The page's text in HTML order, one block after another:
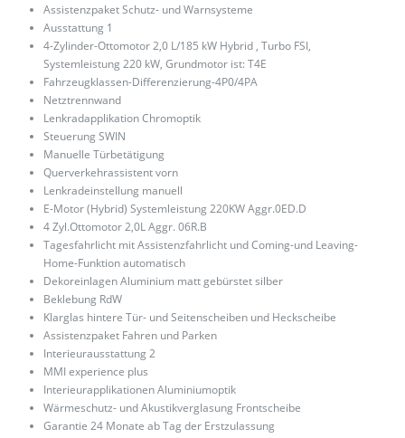
Assistenzpaket Schutz- und Warnsysteme
Ausstattung 1
4-Zylinder-Ottomotor 2,0 L/185 kW Hybrid , Turbo FSI,
Systemleistung 220 kW, Grundmotor ist: T4E
Fahrzeugklassen-Differenzierung-4P0/4PA
Netztrennwand
Lenkradapplikation Chromoptik
Steuerung SWIN
Manuelle Türbetätigung
Querverkehrassistent vorn
Lenkradeinstellung manuell
E-Motor (Hybrid) Systemleistung 220KW Aggr.0ED.D
4 Zyl.Ottomotor 2,0L Aggr. 06R.B
Tagesfahrlicht mit Assistenzfahrlicht und Coming-und Leaving-
Home-Funktion automatisch
Dekoreinlagen Aluminium matt gebürstet silber
Beklebung RdW
Klarglas hintere Tür- und Seitenscheiben und Heckscheibe
Assistenzpaket Fahren und Parken
Interieurausstattung 2
MMI experience plus
Interieurapplikationen Aluminiumoptik
Wärmeschutz- und Akustikverglasung Frontscheibe
Garantie 24 Monate ab Tag der Erstzulassung